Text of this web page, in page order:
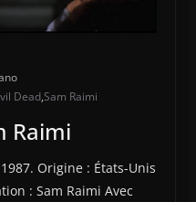
Dead,Sam Raimi
Raimi
Origine : États-Unis
: Sam Raimi Avec